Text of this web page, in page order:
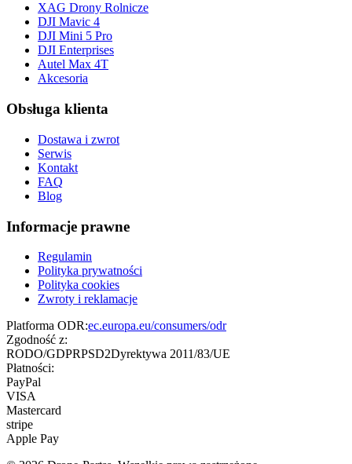
XAG Drony Rolnicze
DJI Mavic 4
DJI Mini 5 Pro
DJI Enterprises
Autel Max 4T
Akcesoria
Obsługa klienta
Dostawa i zwrot
Serwis
Kontakt
FAQ
Blog
Informacje prawne
Regulamin
Polityka prywatności
Polityka cookies
Zwroty i reklamacje
Platforma ODR:ec.europa.eu/consumers/odr
Zgodność z:
RODO/GDPRPSD2Dyrektywa 2011/83/UE
Płatności:
PayPal
VISA
Mastercard
stripe
Apple Pay